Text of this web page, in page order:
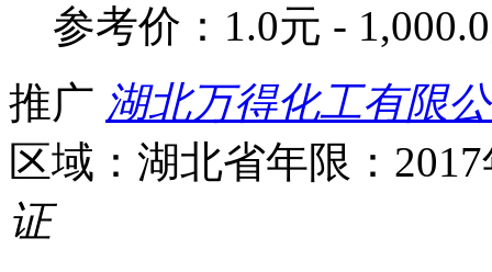
参考价： 1.0元 -
推广 湖北万得化工有限
区域：湖北省年限：
证